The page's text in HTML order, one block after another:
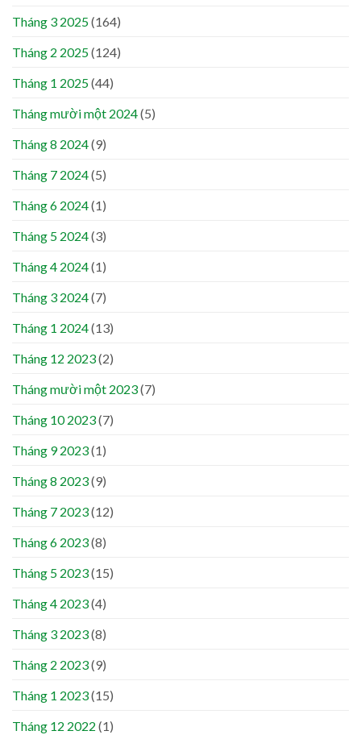
Tháng 3 2025(164)
Tháng 2 2025(124)
Tháng 1 2025(44)
Tháng mười một 2024(5)
Tháng 8 2024(9)
Tháng 7 2024(5)
Tháng 6 2024(1)
Tháng 5 2024(3)
Tháng 4 2024(1)
Tháng 3 2024(7)
Tháng 1 2024(13)
Tháng 12 2023(2)
Tháng mười một 2023(7)
Tháng 10 2023(7)
Tháng 9 2023(1)
Tháng 8 2023(9)
Tháng 7 2023(12)
Tháng 6 2023(8)
Tháng 5 2023(15)
Tháng 4 2023(4)
Tháng 3 2023(8)
Tháng 2 2023(9)
Tháng 1 2023(15)
Tháng 12 2022 (1)